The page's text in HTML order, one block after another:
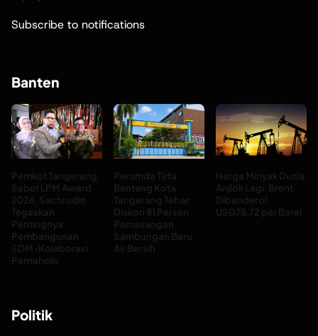
Subscribe to notifications
Banten
Pemkot Tangerang
Sabet LPM Award
2026, Sachrudin
Tegaskan
Pentingnya
Pembangunan
SDM-Kolaborasi
Pentahelix
Perumda Tirta
Benteng Kota
Tangerang Tebar
Diskon 81 Persen
Pemasangan
Sambungan Baru
Air Bersih
Harga Minyak Dunia
Anjlok Lagi, Brent
Dibanderol
USD78,72 per Barel
Politik